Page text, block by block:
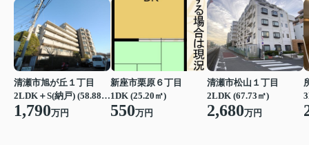
清瀬市旭が丘１丁目
2LDK＋S(納戸) (58.88㎡)
1,790万円
新座市栗原６丁目
1DK (25.20㎡)
550万円
清瀬市松山１丁目
2LDK (67.73㎡)
2,680万円